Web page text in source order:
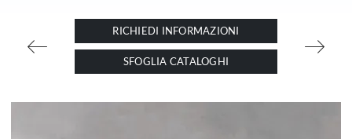
RICHIEDI INFORMAZIONI
SFOGLIA CATALOGHI